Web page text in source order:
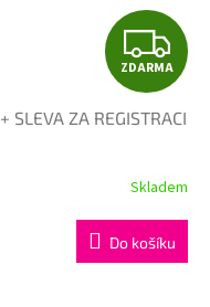
Z
D
A
R
M
A
ZDARMA
+ SLEVA ZA REGISTRACI
Skladem
Do košíku